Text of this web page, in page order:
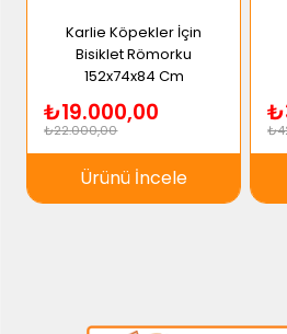
Karlie Köpekler İçin
Bisiklet Römorku
152x74x84 Cm
₺19.000,00
₺22.000,00
Ürünü İncele